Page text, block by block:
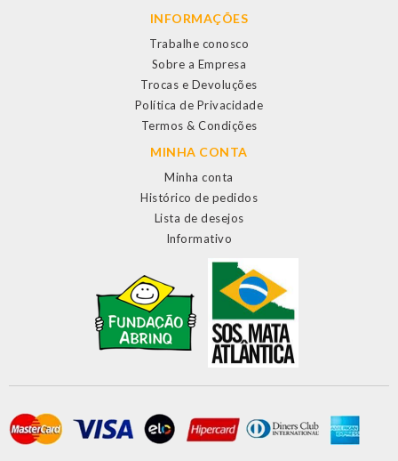
INFORMAÇÕES
Trabalhe conosco
Sobre a Empresa
Trocas e Devoluções
Política de Privacidade
Termos & Condições
MINHA CONTA
Minha conta
Histórico de pedidos
Lista de desejos
Informativo